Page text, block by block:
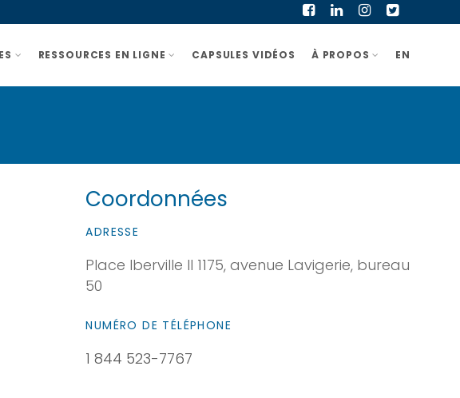
RESSOURCES EN LIGNE CAPSULES VIDÉOS À PROPOS EN
Coordonnées
ADRESSE
Place Iberville II 1175, avenue Lavigerie, bureau
50
NUMÉRO DE TÉLÉPHONE
1 844 523-7767